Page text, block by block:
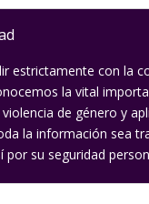
estrictamente con la
la vital
de género y
la información sea
su seguridad